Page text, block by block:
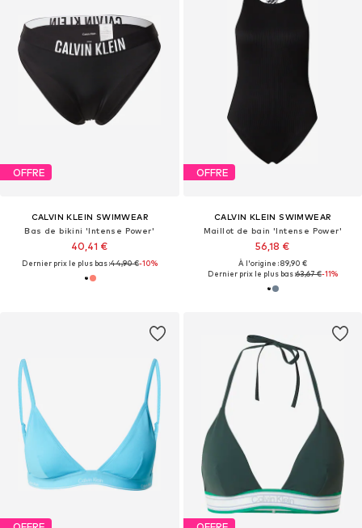
OFFRE
CALVIN KLEIN SWIMWEAR
Bas de bikini 'Intense Power'
40,41 €
Dernier prix le plus bas :44,90 €-10%
OFFRE
CALVIN KLEIN SWIMWEAR
Maillot de bain 'Intense Power'
56,18 €
À l'origine : 89,90 €
Dernier prix le plus bas :63,67 €-11%